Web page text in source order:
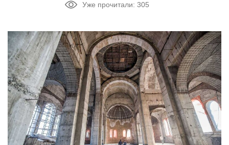
Уже прочитали: 305